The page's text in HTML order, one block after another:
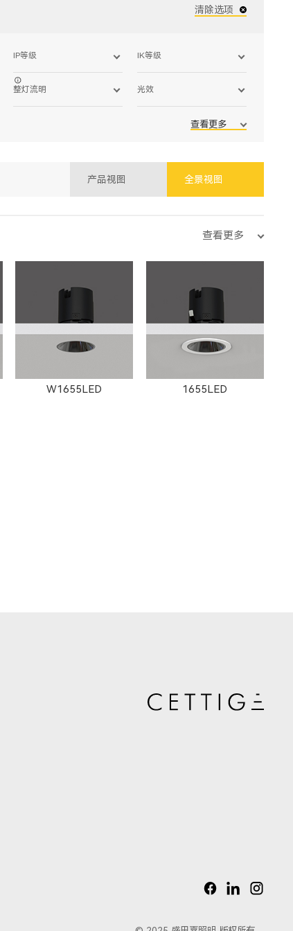
清除选项
IP等级 IK等级
整灯流明 光效
查看更多
产品视图 全景视图
查看更多
W1655LED 1655LED